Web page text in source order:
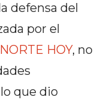
defensa del
por el
NORTE HOY, no
que dio